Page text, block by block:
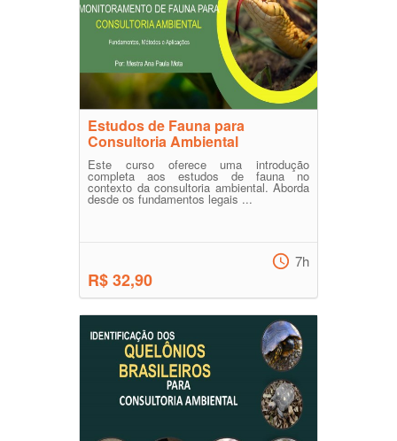
Estudos de Fauna para
Consultoria Ambiental
Este curso oferece uma introdução
completa aos estudos de fauna no
contexto da consultoria ambiental. Aborda
desde os fundamentos legais ...
R$ 32,90
7h